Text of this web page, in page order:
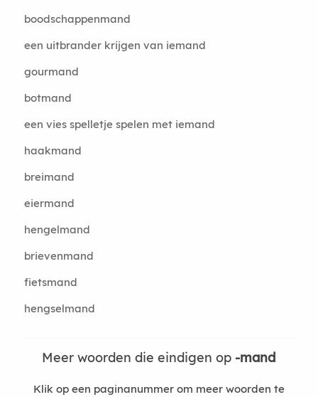
boodschappenmand
een uitbrander krijgen van iemand
gourmand
botmand
een vies spelletje spelen met iemand
haakmand
breimand
eiermand
hengelmand
brievenmand
fietsmand
hengselmand
Meer woorden die eindigen op -mand
Klik op een paginanummer om meer woorden te